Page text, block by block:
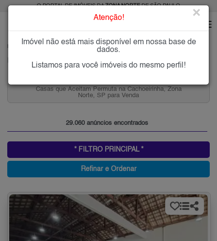
O PORTAL DE IMÓVEIS DAZONA NORTEDE SÃO PAULO
Imóveis à Venda ou para Alugar na Zona Norte, São Paulo, SP
Casas 2 Quartos na Freguesia do Ó para Venda,
Norte, SP
29.060 anúncios encontrados
* FILTRO PRINCIPAL *
Refinar e Ordenar
Atenção! ×
Imóvel não está mais disponível em nossa base de
dados.
Listamos para você imóveis do mesmo perfil!